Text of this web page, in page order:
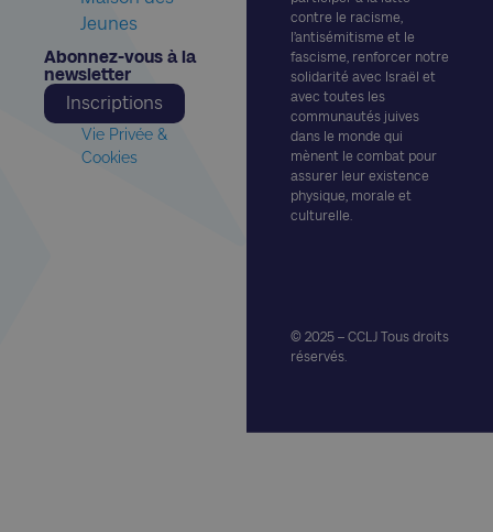
contre le racisme,
l’antisémitisme et le
fascisme, renforcer notre
solidarité avec Israël et
avec toutes les
communautés juives
dans le monde qui
mènent le combat pour
assurer leur existence
physique, morale et
culturelle.
© 2025 – CCLJ Tous droits
réservés.
Jeunes
Abonnez-vous à la
newsletter​
Inscriptions
Vie Privée &
Cookies